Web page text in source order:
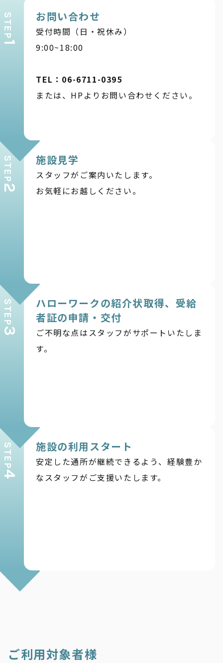
STEP
1
お問い合わせ
受付時間（日・祝休み）
9:00~18:00
TEL：06-6711-0395
または、HPよりお問い合わせください。
STEP
2
施設見学
スタッフがご案内いたします。
お気軽にお越しください。
STEP
3
ハローワークの紹介状取得、受給
者証の申請・交付
ご不明な点はスタッフがサポートいたしま
す。
STEP
4
施設の利用スタート
安定した通所が継続できるよう、経験豊か
なスタッフがご支援いたします。
ご利用対象者様